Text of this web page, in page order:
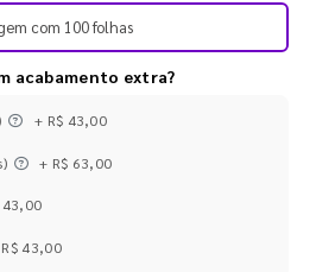
com 100 folhas
acabamento extra?
+ R$ 43,00
+ R$ 63,00
43,00
43,00